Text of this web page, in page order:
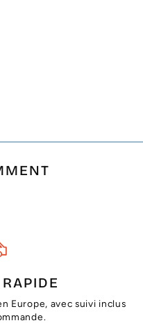
Europe, avec suivi inclus